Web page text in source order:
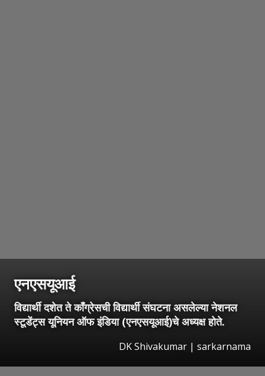
एनएसयूआई
विद्यार्थी दशेत ते काँग्रेसची विद्यार्थी संघटना असलेल्या नेशनल
स्टूडेंट्स यूनियन ऑफ इंडिया (एनएसयूआई)चे अध्यक्ष होते.
DK Shivakumar | sarkarnama